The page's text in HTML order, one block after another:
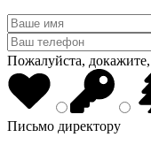
Пожалуйста,
Письмо директору